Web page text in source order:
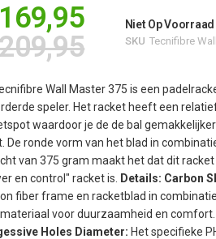
Niet Op Voorraad
SKU Tecnifibre
Wall Master 375 is een
speler. Het racket heeft een
waardoor je de de bal
De ronde vorm van het blad in
van 375 gram maakt het dat dit
en control" racket is.
Details: Carbon
fiber frame en racketblad in
voor duurzaamheid en comfort.
Holes Diameter: Het specifieke